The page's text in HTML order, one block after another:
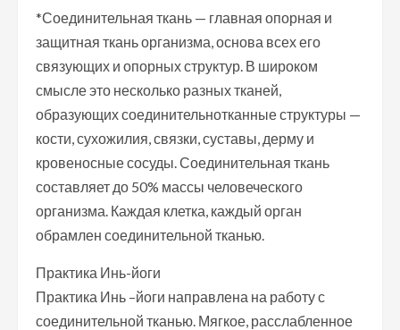
*Соединительная ткань — главная опорная и
защитная ткань организма, основа всех его
связующих и опорных структур. В широком
смысле это несколько разных тканей,
образующих соединительнотканные структуры —
кости, сухожилия, связки, суставы, дерму и
кровеносные сосуды. Соединительная ткань
составляет до 50% массы человеческого
организма. Каждая клетка, каждый орган
обрамлен соединительной тканью.
Практика Инь-йоги
Практика Инь –йоги направлена на работу с
соединительной тканью. Мягкое, расслабленное